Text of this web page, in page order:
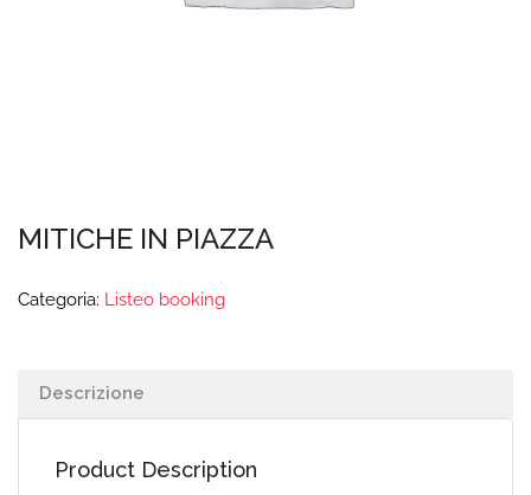
MITICHE IN PIAZZA
Categoria: Listeo booking
Descrizione
Product Description